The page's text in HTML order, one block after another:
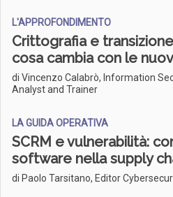
L'APPROFONDIMENTO
Crittografia e
cosa cambia con le
di Vincenzo Calabrò, Information
Analyst and Trainer
LA GUIDA OPERATIVA
SCRM e vulnerabilità:
software nella supply
di Paolo Tarsitano, Editor